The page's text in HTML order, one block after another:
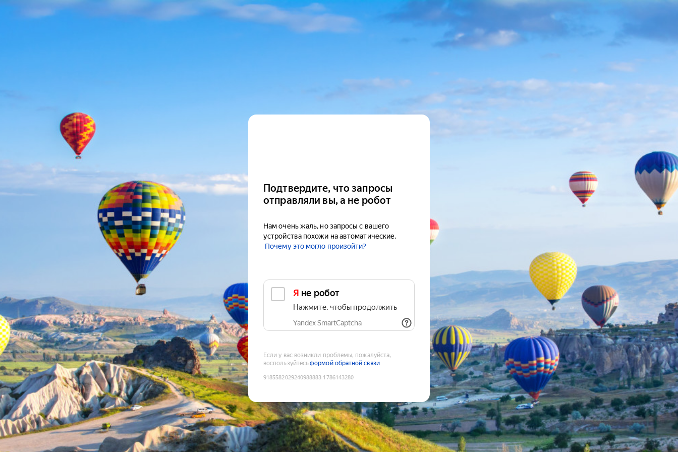
Подтвердите, что запросы
отправляли вы, а не робот
Нам очень жаль, но запросы с вашего
устройства похожи на автоматические.
Почему это могло произойти?
Я не робот
Нажмите, чтобы продолжить
Yandex SmartCaptcha
Если у вас возникли проблемы, пожалуйста,
воспользуйтесьформой обратной связи
9185582029240988883:1786143280